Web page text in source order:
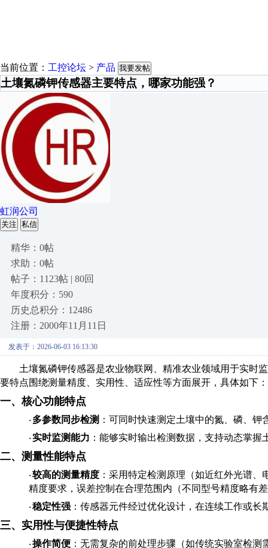
当前位置： 工控论坛 > 产品 我要发帖
土壤氮磷钾传感器主要特点，哪家功能强？
虹润公司
关注 私信
精华：0帖
求助：0帖
帖子：1123帖 | 80回
年度积分：590
历史总积分：12486
注册：2000年11月11日
发表于：2026-06-03 16:13:30
土壤氮磷钾传感器是农业物联网、精准农业领域用于实时
要特点围绕测量精度、实用性、适应性等方面展开，具体如下：
一、核心功能特点
· 多参数同步检测 ：可同时快速测定土壤中的氮、磷、
· 实时监测能力 ：能够实时输出检测数据，支持动态掌
二、测量性能特点
· 较高的测量精度 ：采用特定检测原理（如近红外光谱
精度要求，误差控制在合理范围内（不同型号精度略有
· 稳定性强 ：传感器元件经过优化设计，在连续工作或
三、实用性与便捷性特点
· 操作简便 ：无需复杂的前处理步骤（如传统实验室检